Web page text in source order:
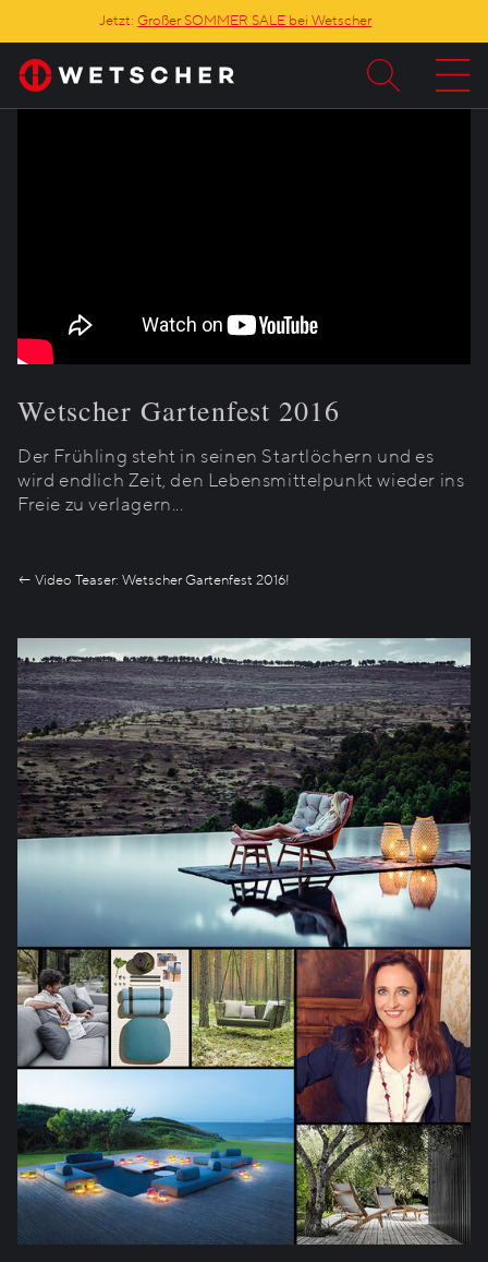
Jetzt:Großer SOMMER SALE bei Wetscher
Wetscher Gartenfest 2016
Der Frühling steht in seinen Startlöchern und es
wird endlich Zeit, den Lebensmittelpunkt wieder ins
Freie zu verlagern...
← Video Teaser: Wetscher Gartenfest 2016!